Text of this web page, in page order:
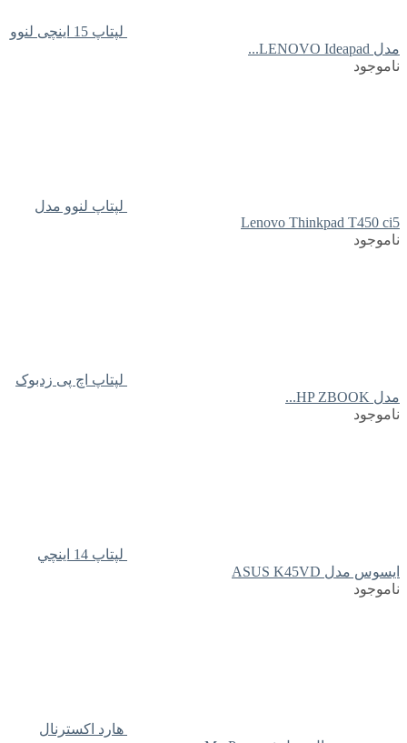
لپتاپ 15 اینچی لنوو
مدل LENOVO Ideapad...
ناموجود
لپتاپ لنوو مدل
Lenovo Thinkpad T450 ci5
ناموجود
لپتاپ اچ پی زدبوک
مدل HP ZBOOK...
ناموجود
لپتاپ 14 اينچي
ايسوس مدل ASUS K45VD
ناموجود
هارد اکسترنال